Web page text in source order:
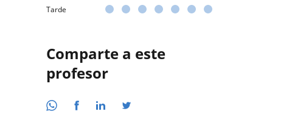
Tarde
Comparte a este
profesor